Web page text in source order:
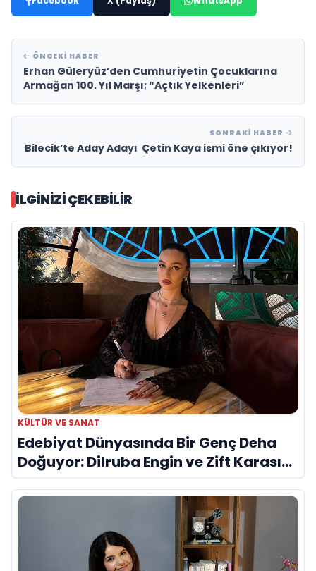
ÖNCEKI HABER
Erhan Güleryüz’den Cumhuriyetin Çocuklarına
Armağan 100. Yıl Marşı; “Açtık Yelkenleri”
SONRAKI HABER
Bilecik’te Aday Adayı Çetin Kaya ismi öne çıkıyor!
İLGINIZI ÇEKEBILIR
KÜLTÜR VE SANAT
Edebiyat Dünyasında Bir Genç Deha
Doğuyor: Dilruba Engin ve Zift Karası
Evreni ‘AVENOİR’